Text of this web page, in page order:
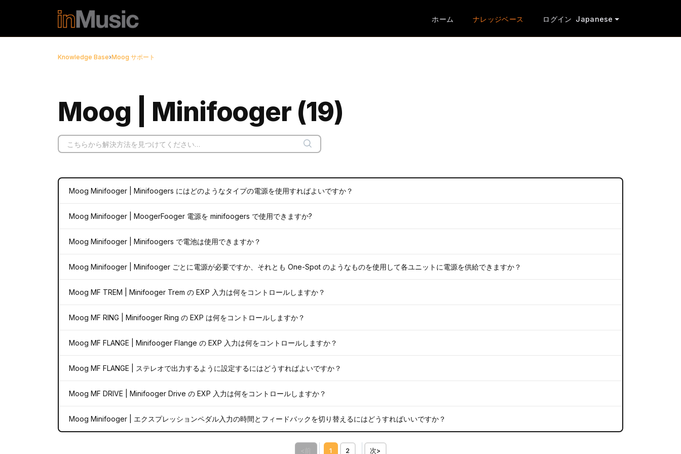
ホーム ナレッジベース ログイン Japanese
Knowledge Base›Moog サポート
Moog | Minifooger (19)
Moog Minifooger | Minifoogers にはどのようなタイプの電源を使用すればよいですか？
Moog Minifooger | MoogerFooger 電源を minifoogers で使用できますか?
Moog Minifooger | Minifoogers で電池は使用できますか？
Moog Minifooger | Minifooger ごとに電源が必要ですか、それとも One-Spot のようなものを使用して各ユニットに電源を供給できますか？
Moog MF TREM | Minifooger Trem の EXP 入力は何をコントロールしますか？
Moog MF RING | Minifooger Ring の EXP は何をコントロールしますか？
Moog MF FLANGE | Minifooger Flange の EXP 入力は何をコントロールしますか？
Moog MF FLANGE | ステレオで出力するように設定するにはどうすればよいですか？
Moog MF DRIVE | Minifooger Drive の EXP 入力は何をコントロールしますか？
Moog Minifooger | エクスプレッションペダル入力の時間とフィードバックを切り替えるにはどうすればいいですか？
1 2 次>